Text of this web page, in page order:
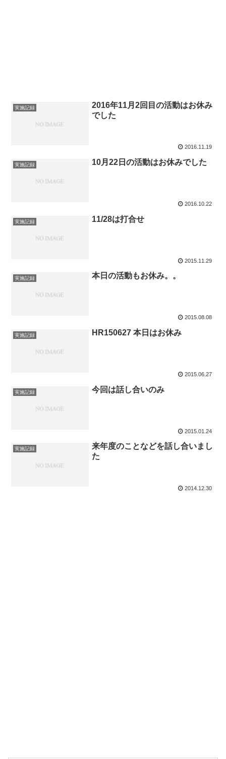
実施記録
2016年11月2回目の活動はお休み
でした
2016.11.19
実施記録 10月22日の活動はお休みでした
2016.10.22
実施記録 11/28は打合せ
2015.11.29
実施記録 本日の活動もお休み。。
2015.08.08
実施記録 HR150627 本日はお休み
2015.06.27
実施記録 今回は話し合いのみ
2015.01.24
実施記録
来年度のことなどを話し合いまし
た
2014.12.30